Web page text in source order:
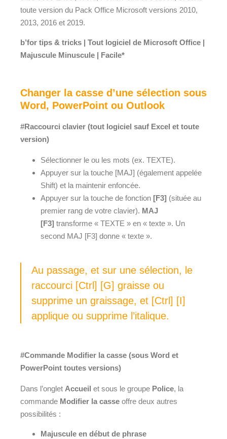
toute version du Pack Office Microsoft versions 2010,
2013, 2016 et 2019.
b’for tips & tricks | Tout logiciel de Microsoft Office |
Majuscule Minuscule | Facile*
Changer la casse d’une sélection sous
Word, PowerPoint ou Outlook
#Raccourci clavier (tout logiciel sauf Excel et toute
version)
Sélectionner le ou les mots (ex. TEXTE).
Appuyer sur la touche [MAJ] (également appelée
Shift) et la maintenir enfoncée.
Appuyer sur la touche de fonction [F3] (située au
premier rang de votre clavier). MAJ
[F3] transforme « TEXTE » en « texte ». Un
second MAJ [F3] donne « texte ».
Au passage, et sur une sélection, le
raccourci [Ctrl] [G] graisse ou
supprime un graissage, et [Ctrl] [I]
applique ou supprime l’italique.
#Commande Modifier la casse (sous Word et
PowerPoint toutes versions)
Dans l’onglet Accueil et sous le groupe Police, la
commande Modifier la casse offre deux autres
possibilités :
Majuscule en début de phrase